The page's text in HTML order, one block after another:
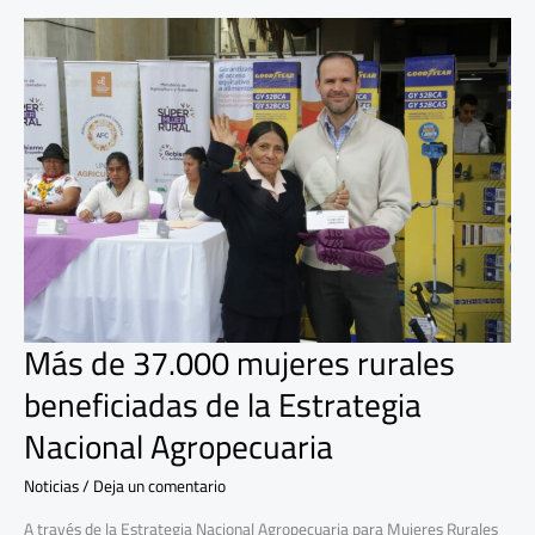
Más de 37.000 mujeres rurales
beneficiadas de la Estrategia
Nacional Agropecuaria
Noticias/Deja un comentario
Más
de
37.000
mujeres
rurales
beneficiadas
de
la
Estrategia
Nacional
Agropecuaria